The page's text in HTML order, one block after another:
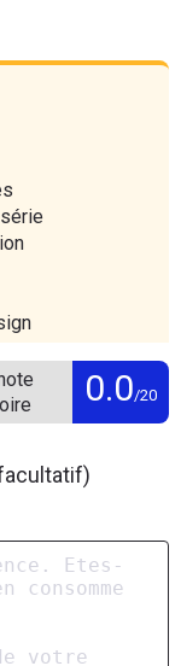
0.0/20